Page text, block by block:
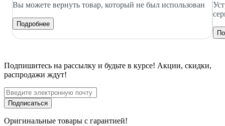
Вы можете вернуть товар, который не был использован
Подробнее
Подпишитесь на рассылку и будьте в курсе! Акции, скидки,
распродажи ждут!
Подписаться
Оригинальные товары с гарантией!